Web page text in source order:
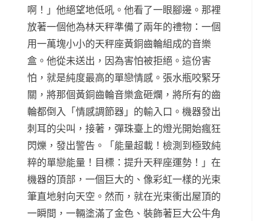
啊！」他絕望地低吼。他看了一眼腳邊。那裡
放著一個他為林天秤準備了兩年的禮物：一個
用一萬塊小小的天秤座黃銅齒輪組成的音樂
盒。他從未送出，因為害怕被拒絕。這份害
怕，就是純度最高的單戀情感。張水瓶咬緊牙
關，將那個黃銅齒輪音樂盒砸爛，將所有的齒
輪都倒入「情感調節器」的輸入口。機器發出
刺耳的尖叫，接著，彈珠臺上的燈光開始瘋狂
閃爍，發出警告。「能量超載！檢測到極致純
粹的單戀能量！目標：提升天秤座運勢！」在
機器的頂部，一個巨大的、像彩虹一樣的光束
筆直地射向天空。然而，就在光束衝出屋頂的
一瞬間，一輛塗滿了金色、裝飾著巨大公牛角